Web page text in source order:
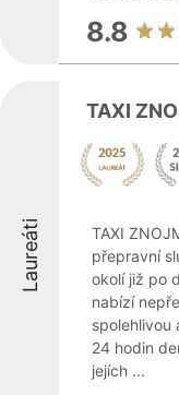
8.8
Laureáti
TAXI
TAXI
přepravní
okolí již po
nabízí
spolehlivou
24 hodin
jejích ...